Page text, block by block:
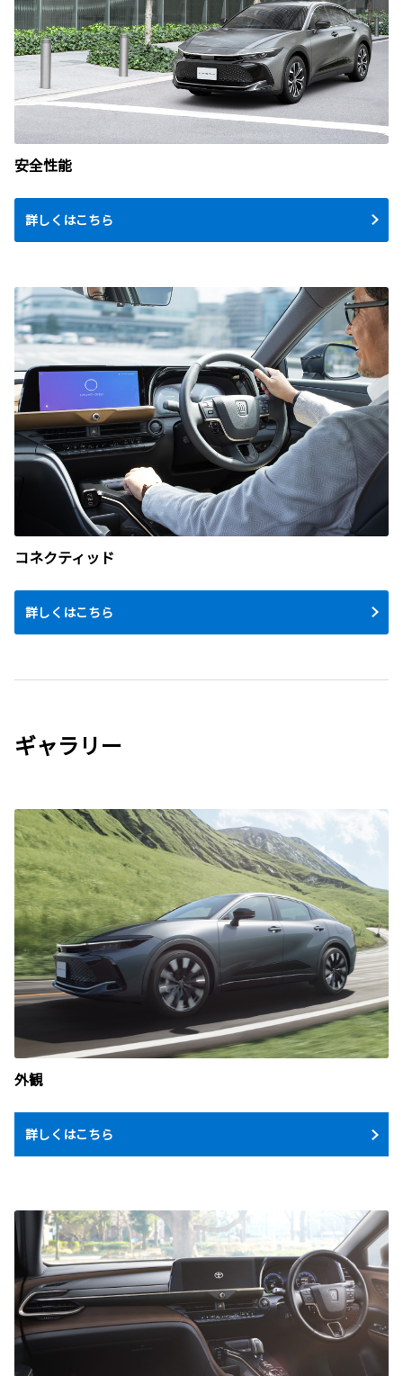
安全性能
詳しくはこちら
コネクティッド
詳しくはこちら
ギャラリー
外観
詳しくはこちら